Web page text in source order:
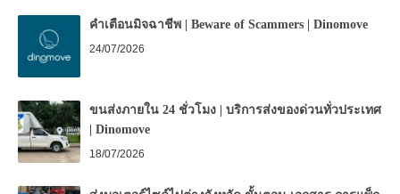
คำเตือนมิจฉาชีพ | Beware of Scammers | Dinomove
24/07/2026
ขนส่งภายใน 24 ชั่วโมง | บริการส่งของด่วนทั่วประเทศ
| Dinomove
18/07/2026